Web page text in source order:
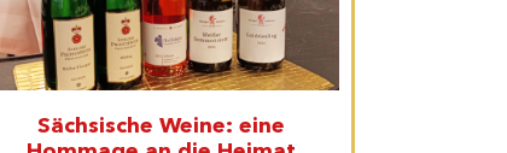
Sächsische Weine: eine